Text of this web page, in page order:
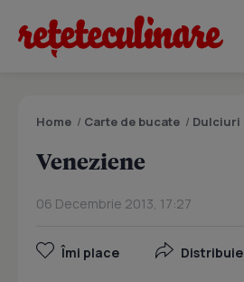
Home / Carte de bucate / Dulciuri
Veneziene
06 Decembrie 2013, 17:27
Îmi place Distribuie